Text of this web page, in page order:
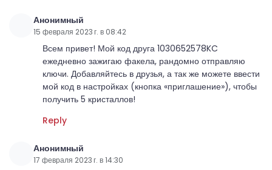
Анонимный
15 февраля 2023 г. в 08:42
Всем привет! Мой код друга 1030652578KC
ежедневно зажигаю факела, рандомно отправляю
ключи. Добавляйтесь в друзья, а так же можете ввести
мой код в настройках (кнопка «приглашение»), чтобы
получить 5 кристаллов!
Reply
Анонимный
17 февраля 2023 г. в 14:30